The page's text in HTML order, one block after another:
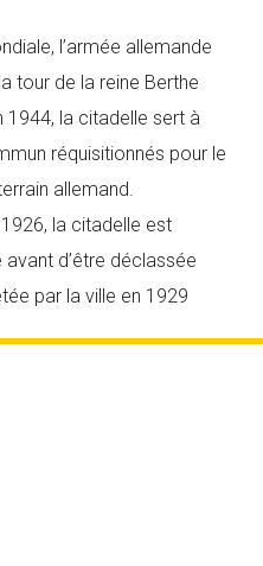
l’armée allemande
tour de la reine Berthe
la citadelle sert à
réquisitionnés pour le
allemand.
la citadelle est
d’être déclassée
par la ville en 1929